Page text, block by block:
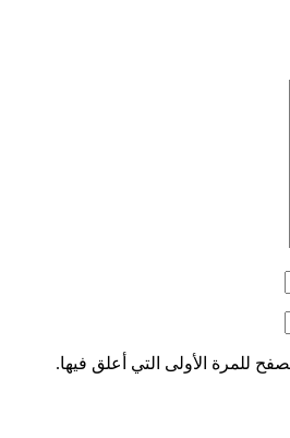
للمرة الأولى التي أعلق فيها.